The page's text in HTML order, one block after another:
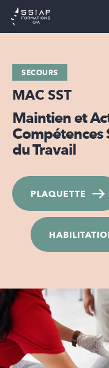
Skip
SECOURS
MAC SST
Maintien et
Compétences
du Travail
PLAQUETTE